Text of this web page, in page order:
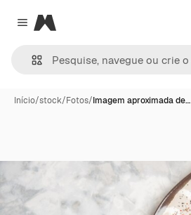
Close menu
Magnific
Início/stock/Fotos/Imagem aproximada de…